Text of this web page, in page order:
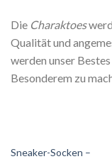
Die Charaktoes
Qualität und
werden unser
Besonderem zu
Sneaker-Socken –